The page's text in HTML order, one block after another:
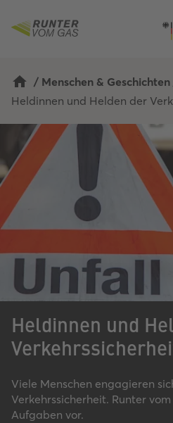
/ Menschen & Geschichten
Heldinnen und Helden der
Heldinnen und
Viele Menschen engagieren
Verkehrssicherheit. Runter
Aufgaben vor.